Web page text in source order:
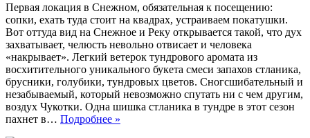
Первая локация в Снежном, обязательная к посещению:
сопки, ехать туда стоит на квадрах, устраиваем покатушки.
Вот оттуда вид на Снежное и Реку открывается такой, что дух
захватывает, челюсть невольно отвисает и человека
«накрывает». Легкий ветерок тундрового аромата из
восхитительного уникального букета смеси запахов стланика,
брусники, голубики, тундровых цветов. Сногсшибательный и
незабываемый, который невозможно спутать ни с чем другим,
воздух Чукотки. Одна шишка стланика в тундре в этот сезон
пахнет в… Подробнее »